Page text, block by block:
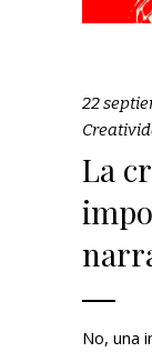
22
La
No, una